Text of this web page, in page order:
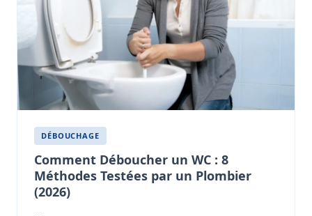
DÉBOUCHAGE
Comment Déboucher un WC : 8
Méthodes Testées par un Plombier
(2026)